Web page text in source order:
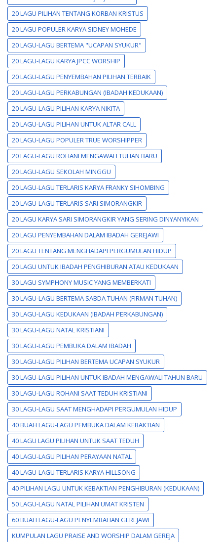
20 LAGU PILIHAN TENTANG KORBAN KRISTUS
20 LAGU POPULER KARYA SIDNEY MOHEDE
20 LAGU-LAGU BERTEMA "UCAPAN SYUKUR"
20 LAGU-LAGU KARYA JPCC WORSHIP
20 LAGU-LAGU PENYEMBAHAN PILIHAN TERBAIK
20 LAGU-LAGU PERKABUNGAN (IBADAH KEDUKAAN)
20 LAGU-LAGU PILIHAN KARYA NIKITA
20 LAGU-LAGU PILIHAN UNTUK ALTAR CALL
20 LAGU-LAGU POPULER TRUE WORSHIPPER
20 LAGU-LAGU ROHANI MENGAWALI TUHAN BARU
20 LAGU-LAGU SEKOLAH MINGGU
20 LAGU-LAGU TERLARIS KARYA FRANKY SIHOMBING
20 LAGU-LAGU TERLARIS SARI SIMORANGKIR
20 LAGU KARYA SARI SIMORANGKIR YANG SERING DINYANYIKAN
20 LAGU PENYEMBAHAN DALAM IBADAH GEREJAWI
20 LAGU TENTANG MENGHADAPI PERGUMULAN HIDUP
20 LAGU UNTUK IBADAH PENGHIBURAN ATAU KEDUKAAN
30 LAGU SYMPHONY MUSIC YANG MEMBERKATI
30 LAGU-LAGU BERTEMA SABDA TUHAN (FIRMAN TUHAN)
30 LAGU-LAGU KEDUKAAN (IBADAH PERKABUNGAN)
30 LAGU-LAGU NATAL KRISTIANI
30 LAGU-LAGU PEMBUKA DALAM IBADAH
30 LAGU-LAGU PILIHAN BERTEMA UCAPAN SYUKUR
30 LAGU-LAGU PILIHAN UNTUK IBADAH MENGAWALI TAHUN BARU
30 LAGU-LAGU ROHANI SAAT TEDUH KRISTIANI
30 LAGU-LAGU SAAT MENGHADAPI PERGUMULAN HIDUP
40 BUAH LAGU-LAGU PEMBUKA DALAM KEBAKTIAN
40 LAGU LAGU PILIHAN UNTUK SAAT TEDUH
40 LAGU-LAGU PILIHAN PERAYAAN NATAL
40 LAGU-LAGU TERLARIS KARYA HILLSONG
40 PILIHAN LAGU UNTUK KEBAKTIAN PENGHIBURAN (KEDUKAAN)
50 LAGU-LAGU NATAL PILIHAN UMAT KRISTEN
60 BUAH LAGU-LAGU PENYEMBAHAN GEREJAWI
KUMPULAN LAGU PRAISE AND WORSHIP DALAM GEREJA